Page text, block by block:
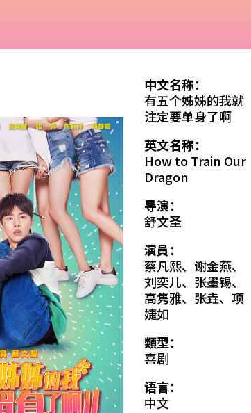
中文名称：
有五个姊姊的我就
注定要单身了啊
英文名称：
How to Train Our
Dragon
导演：
舒文圣
演員：
蔡凡熙、谢金燕、
刘奕儿、张墨锡、
高隽雅、张垚、项
婕如
類型：
喜剧
语言：
中文